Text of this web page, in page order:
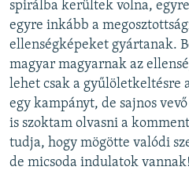
spirálba kerültek volna,
egyre inkább a
ellenségképeket gyártanak.
magyar magyarnak az
lehet csak a gyűlöletkeltésre
egy kampányt, de sajnos
is szoktam olvasni a
tudja, hogy mögötte valódi
de micsoda indulatok